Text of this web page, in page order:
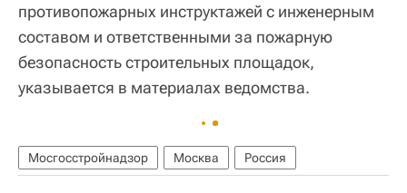
противопожарных инструктажей с инженерным
составом и ответственными за пожарную
безопасность строительных площадок,
указывается в материалах ведомства.
Мосгосстройнадзор Москва Россия